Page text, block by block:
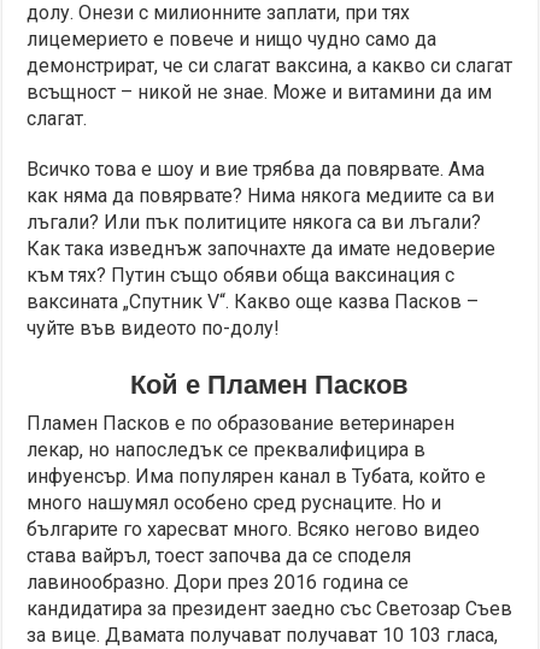
долу. Онези с милионните заплати, при тях
лицемерието е повече и нищо чудно само да
демонстрират, че си слагат ваксина, а какво си слагат
всъщност – никой не знае. Може и витамини да им
слагат.
Всичко това е шоу и вие трябва да повярвате. Ама
как няма да повярвате? Нима някога медиите са ви
лъгали? Или пък политиците някога са ви лъгали?
Как така изведнъж започнахте да имате недоверие
към тях? Путин също обяви обща ваксинация с
ваксината „Спутник V“. Какво още казва Пасков –
чуйте във видеото по-долу!
Кой е Пламен Пасков
Пламен Пасков е по образование ветеринарен
лекар, но напоследък се преквалифицира в
инфуенсър. Има популярен канал в Тубата, който е
много нашумял особено сред руснаците. Но и
българите го харесват много. Всяко негово видео
става вайръл, тоест започва да се споделя
лавинообразно. Дори през 2016 година се
кандидатира за президент заедно със Светозар Съев
за вице. Двамата получават получават 10 103 гласа,